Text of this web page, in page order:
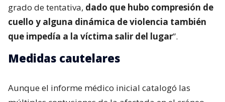
grado de tentativa, dado que hubo compresión de
cuello y alguna dinámica de violencia también
que impedía a la víctima salir del lugar”.
Medidas cautelares
Aunque el informe médico inicial catalogó las